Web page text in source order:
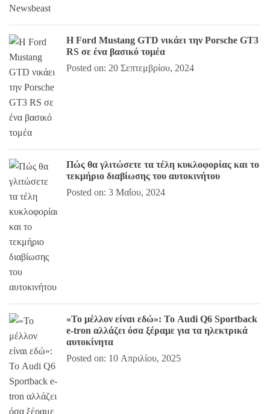
Η Ford Mustang GTD νικάει την Porsche GT3
RS σε ένα βασικό τομέα
Posted on: 20 Σεπτεμβρίου, 2024
Πώς θα γλιτώσετε τα τέλη κυκλοφορίας και το
τεκμήριο διαβίωσης του αυτοκινήτου
Posted on: 3 Μαΐου, 2024
«Το μέλλον είναι εδώ»: Το Audi Q6 Sportback
e-tron αλλάζει όσα ξέραμε για τα ηλεκτρικά
αυτοκίνητα
Posted on: 10 Απριλίου, 2025